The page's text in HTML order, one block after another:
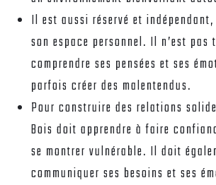
Il est aussi réservé et
son espace personnel. Il n’est
comprendre ses pensées et ses
parfois créer des malentendus.
Pour construire des relations
Bois doit apprendre à faire
se montrer vulnérable. Il doit
communiquer ses besoins et ses